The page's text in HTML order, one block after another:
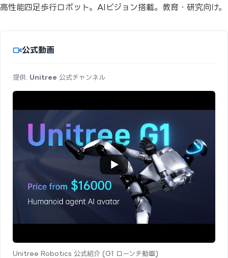
高性能四足歩行ロボット。AIビジョン搭載。教育・研究向け。
公式動画
提供: Unitree 公式チャンネル
Unitree Robotics 公式紹介 (G1 ローンチ動画)